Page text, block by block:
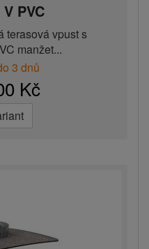
PVC
terasová vpust s
manžet...
3 dnů
Kč